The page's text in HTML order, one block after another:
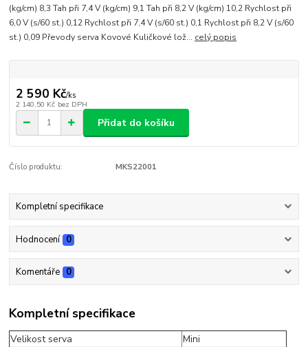
(kg/cm) 8,3 Tah při 7,4 V (kg/cm) 9,1 Tah při 8,2 V (kg/cm) 10,2 Rychlost při
6,0 V (s/60 st.) 0,12 Rychlost při 7,4 V (s/60 st.) 0,1 Rychlost při 8,2 V (s/60
st.) 0,09 Převody serva Kovové Kuličkové lož... celý popis
2 590 Kč/ks
2 140,50 Kč bez DPH
Přidat do košíku
Číslo produktu: MKS22001
Kompletní specifikace
Hodnocení 0
Komentáře 0
Kompletní specifikace
Velikost serva
Mini